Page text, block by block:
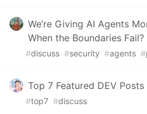
如果某次因为某些因素工作流
新 ：增加可选的遇到发送消息
作流，并等待一段时间后再次
We’re Giving AI Agents
When the Boundaries Fail?
#discuss #security #agents #
Top 7 Featured DEV
#top7 #discuss